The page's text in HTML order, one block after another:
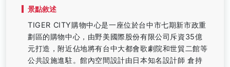
景點敘述
TIGER CITY購物中心是一座位於台中市七期新市政重
劃區的購物中心，由野美國際股份有限公司斥資35億
元打造，附近佔地將有台中大都會歌劇院和世貿二館等
公共設施進駐。館內空間設計由日本知名設計師 倉持